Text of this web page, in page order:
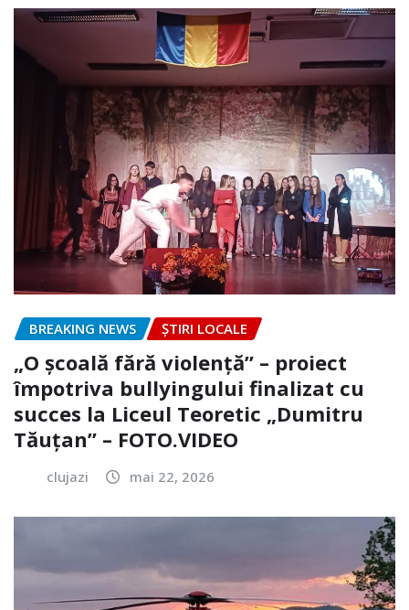
BREAKING NEWS ȘTIRI LOCALE
„O școală fără violență” – proiect
împotriva bullyingului finalizat cu
succes la Liceul Teoretic „Dumitru
Tăuțan” – FOTO.VIDEO
clujazi mai 22, 2026